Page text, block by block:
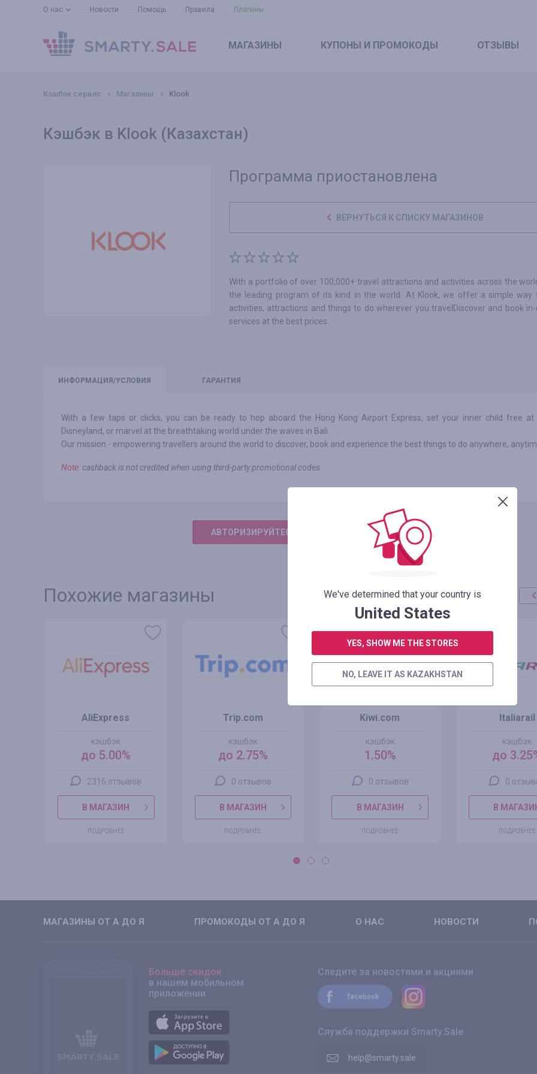
О нас Новости Помощь Правила Плагины
МАГАЗИНЫ КУПОНЫ И ПРОМОКОДЫ ОТЗЫВЫ
Кэшбэк сервис Магазины Klook
Кэшбэк в Klook (Казахстан)
Программа приостановлена
ВЕРНУТЬСЯ К СПИСКУ МАГАЗИНОВ
With a portfolio of over 100,000+ travel attractions and activities across the
the leading program of its kind in the world. At Klook, we offer a simple way
activities, attractions and things to do wherever you travelDiscover and book
services at the best prices.
ИНФО РМАЦИЯ/УСЛОВИЯ ГАРАНТИЯ
With a few taps or clicks, you can be ready to hop aboard the Hong Kong Airport Express, set your inner child free at
Disneyland, or marvel at the breathtaking world under the waves in Bali.
Our mission - empowering travellers around the world to discover, book and experience the best things to do anywhere,
Note:cashback is not credited when using third-party promotional codes
АВТОРИЗИРУЙТЕСЬ, ЧТОБЫ ОСТАВИТЬ ОТЗЫВ
Похожие магазины
AliExpress
кэшбэк
до 5.00%
2316 отзывов
В МАГАЗИН
ПОДРОБНЕЕ
Trip.com
кэшбэк
до 2.75%
0 отзывов
В МАГАЗИН
ПОДРОБНЕЕ
Kiwi.com
кэшбэк
1.50%
0 отзывов
В МАГАЗИН
ПОДРОБНЕЕ
Italiarail
кэшбэк
до
0
В
ПОДРОБНЕЕ
МАГАЗИНЫ ОТ А ДО Я ПРОМОКОДЫ ОТ А ДО Я О НАС НОВОСТИ
Больше скидок
в нашем мобильном
приложении
Следите за новостями и акциями
facebook
Служба поддержки Smarty.Sale
help@smarty.sale
We've determined that your country is
United States
YES, SHOW ME THE STORES
NO, LEAVE IT AS KAZAKHSTAN